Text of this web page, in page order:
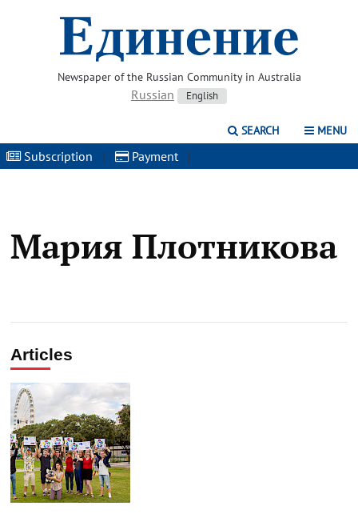
Newspaper of the Russian Community in Australia
Russian English
SEARCH MENU
Subscription | Payment |
Мария Плотникова
Articles